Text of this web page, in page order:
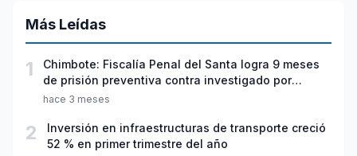
Más Leídas
1
Chimbote: Fiscalía Penal del Santa logra 9 meses
de prisión preventiva contra investigado por
violación sexual y tentativa de feminicidio
hace 3 meses
2
Inversión en infraestructuras de transporte creció
52 % en primer trimestre del año